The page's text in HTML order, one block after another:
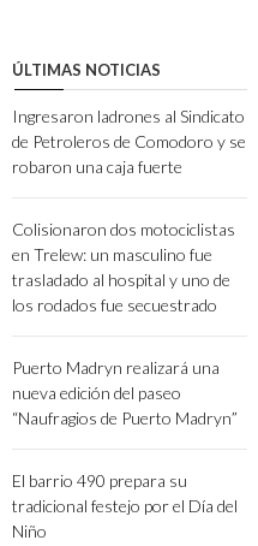
ÚLTIMAS NOTICIAS
Ingresaron ladrones al Sindicato
de Petroleros de Comodoro y se
robaron una caja fuerte
Colisionaron dos motociclistas
en Trelew: un masculino fue
trasladado al hospital y uno de
los rodados fue secuestrado
Puerto Madryn realizará una
nueva edición del paseo
“Naufragios de Puerto Madryn”
El barrio 490 prepara su
tradicional festejo por el Día del
Niño